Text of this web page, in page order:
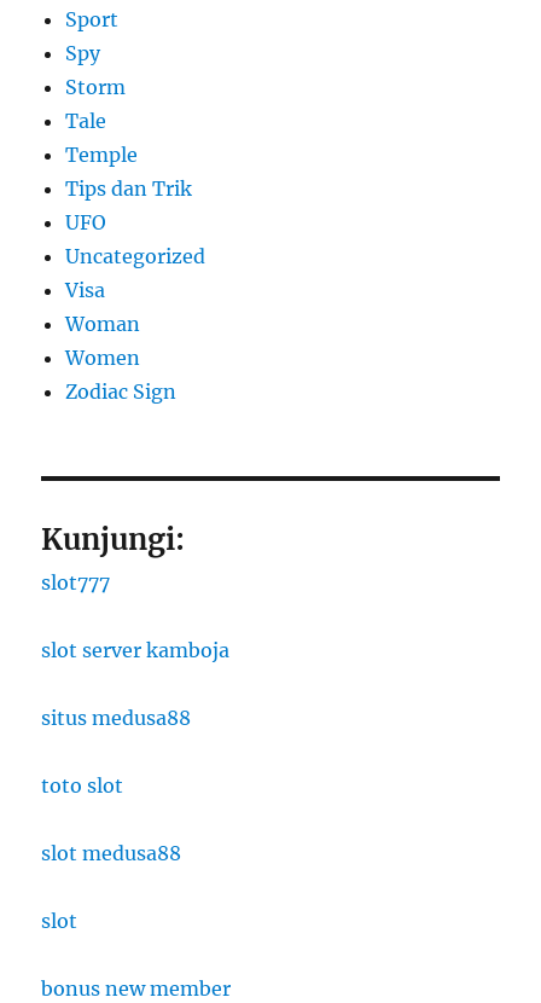
Sport
Spy
Storm
Tale
Temple
Tips dan Trik
UFO
Uncategorized
Visa
Woman
Women
Zodiac Sign
Kunjungi:
slot777
slot server kamboja
situs medusa88
toto slot
slot medusa88
slot
bonus new member